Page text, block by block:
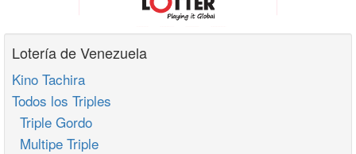
Lotería de Venezuela
Kino Tachira
Todos los Triples
Triple Gordo
Multipe Triple